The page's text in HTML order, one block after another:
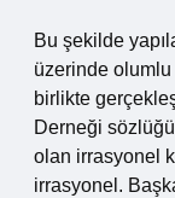
Bu şekilde
üzerinde
birlikte
Derneği
olan irrasyonel
irrasyonel.